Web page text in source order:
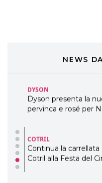
NEWS
WELLNESS
DYSON
Dyson presenta la
pervinca e rosé per
COTRIL
Continua la
Cotril alla Festa del